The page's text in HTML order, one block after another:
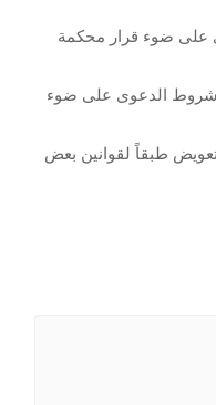
على ضوء قرار محكمة
الدعوى على ضوء
طبقاً لقوانين بعض